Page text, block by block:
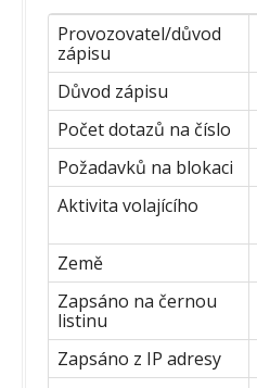
Provozovatel/důvod
zápisu
Důvod zápisu
Počet dotazů na číslo
Požadavků na blokaci
Aktivita volajícího
Země
Zapsáno na černou
listinu
Zapsáno z IP adresy